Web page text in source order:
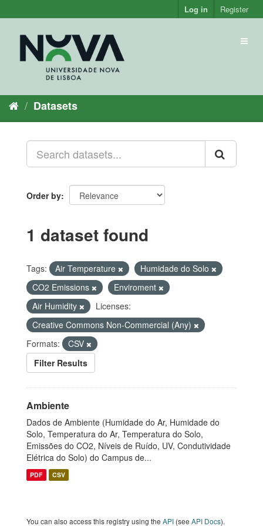
to
Log in Register
Datasets
Order by
1 dataset found
Tags: Air Temperature
Humidade do Solo
CO2 Emissions
Enviroment
Air Humidity
Licenses:
Creative Commons Non-Commercial (Any)
Formats:
CSV
Filter Results
Ambiente
Dados de Ambiente (Humidade do Ar, Humidade do
Solo, Temperatura do Ar, Temperatura do Solo,
Emissões do CO2, Níveis de Ruído, UV, Condutividade
Elétrica do Solo) do Campus de...
PDF CSV
You can also access this registry using the API (see API Docs).